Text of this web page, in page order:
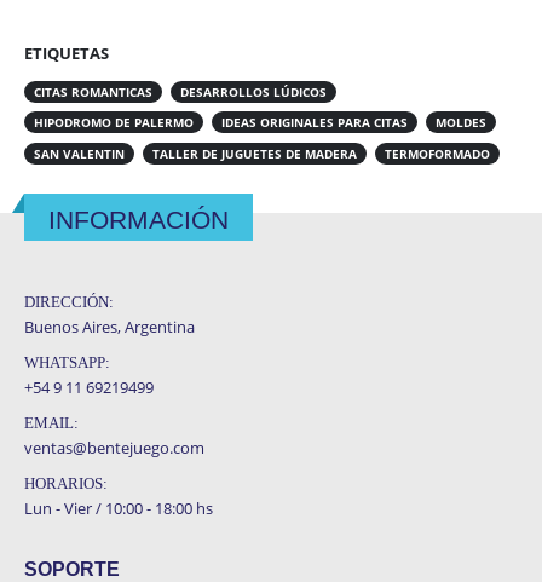
ETIQUETAS
CITAS ROMANTICAS
DESARROLLOS LÚDICOS
HIPODROMO DE PALERMO
IDEAS ORIGINALES PARA CITAS
MOLDES
SAN VALENTIN
TALLER DE JUGUETES DE MADERA TERMOFORMADO
INFORMACIÓN
DIRECCIÓN:
Buenos Aires, Argentina
WHATSAPP:
+54 9 11 69219499
EMAIL:
ventas@bentejuego.com
HORARIOS:
Lun - Vier / 10:00 - 18:00 hs
SOPORTE